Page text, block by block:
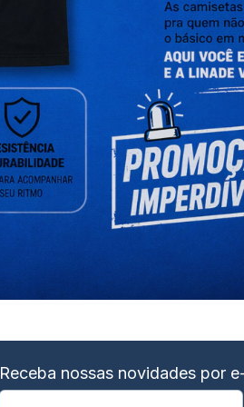
Receba nossas novidades por